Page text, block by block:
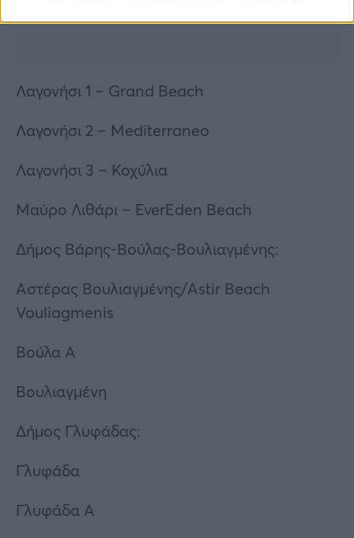
Λαγονήσι 1 – Grand Beach
Λαγονήσι 2 – Mediterraneo
Λαγονήσι 3 – Κοχύλια
Μαύρο Λιθάρι – EverEden Beach
Δήμος Βάρης-Βούλας-Βουλιαγμένης:
Αστέρας Βουλιαγμένης/Astir Beach
Vouliagmenis
Βούλα Α
Βουλιαγμένη
Δήμος Γλυφάδας:
Γλυφάδα
Γλυφάδα Α